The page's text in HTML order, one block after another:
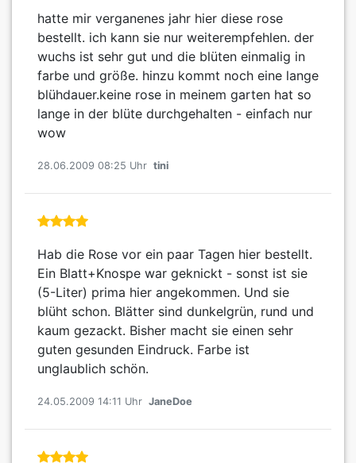
hatte mir verganenes jahr hier diese rose
bestellt. ich kann sie nur weiterempfehlen. der
wuchs ist sehr gut und die blüten einmalig in
farbe und größe. hinzu kommt noch eine lange
blühdauer.keine rose in meinem garten hat so
lange in der blüte durchgehalten - einfach nur
wow
28.06.2009 08:25 Uhr tini
Hab die Rose vor ein paar Tagen hier bestellt.
Ein Blatt+Knospe war geknickt - sonst ist sie
(5-Liter) prima hier angekommen. Und sie
blüht schon. Blätter sind dunkelgrün, rund und
kaum gezackt. Bisher macht sie einen sehr
guten gesunden Eindruck. Farbe ist
unglaublich schön.
24.05.2009 14:11 Uhr JaneDoe